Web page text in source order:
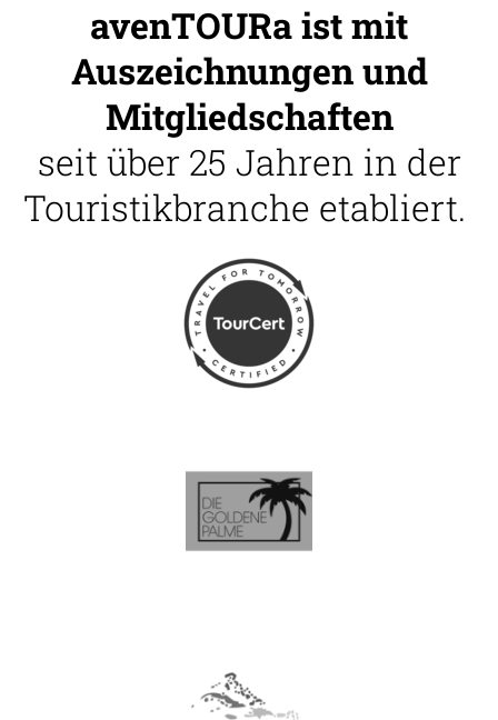
avenTOURa ist mit
Auszeichnungen und
Mitgliedschaften
seit über 25 Jahren in der
Touristikbranche etabliert.